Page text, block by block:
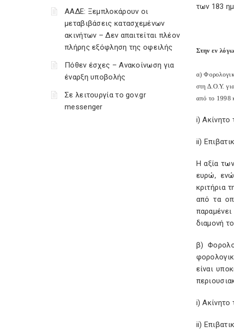
ΑΑΔΕ: Ξεμπλοκάρουν οι
μεταβιβάσεις κατασχεμένων
ακινήτων – Δεν απαιτείται πλέον
πλήρης εξόφληση της οφειλής
Πόθεν έσχες – Ανακοίνωση για
έναρξη υποβολής
Σε λειτουργία το gov.gr
messenger
των 183
Στην εν
α)
στη Δ.Ο.Υ.
από το 1998
i) Ακίνητο
ii)
Η αξία
ευρώ,
κριτήρια
από τα
διαμονή
β)
είναι
i) Ακίνητο
ii)